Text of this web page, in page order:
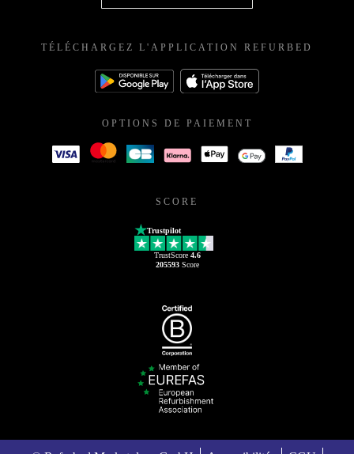
TÉLÉCHARGEZ L'APPLICATION REFURBED
OPTIONS DE PAIEMENT
SCORE
Trustpilot
TrustScore 4.6
205593Score